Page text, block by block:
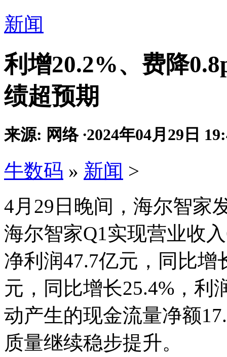
新闻
利增20.2%、费降
绩超预期
来源: 网络 ·2024年04月29日
牛数码 » 新闻 >
4月29日晚间，海尔智家
海尔智家Q1实现营业收
净利润47.7亿元，同比增
元，同比增长25.4%，利
动产生的现金流量净额
质量继续稳步提升。